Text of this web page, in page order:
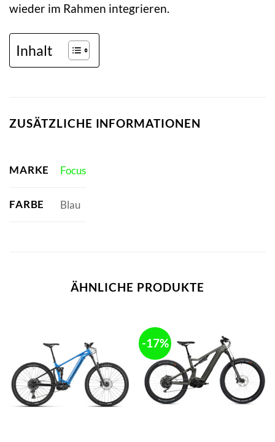
wieder im Rahmen integrieren.
Inhalt
ZUSÄTZLICHE INFORMATIONEN
MARKE Focus
FARBE Blau
ÄHNLICHE PRODUKTE
-17%